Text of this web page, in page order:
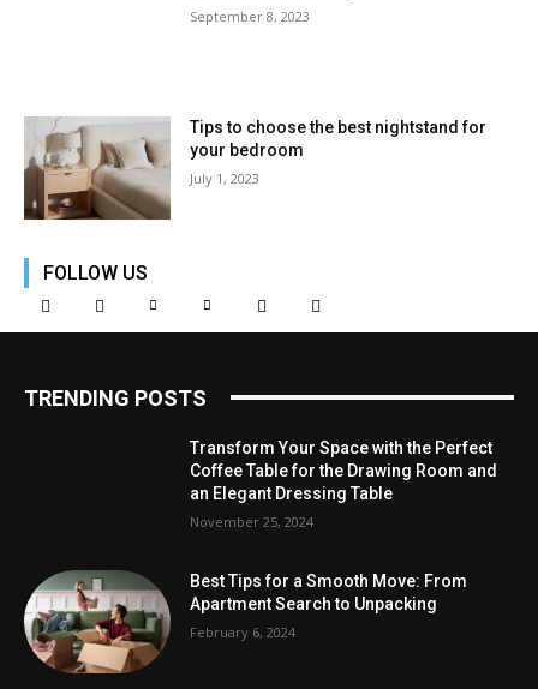
September 8, 2023
Tips to choose the best nightstand for
your bedroom
July 1, 2023
FOLLOW US
TRENDING POSTS
Transform Your Space with the Perfect
Coffee Table for the Drawing Room and
an Elegant Dressing Table
November 25, 2024
Best Tips for a Smooth Move: From
Apartment Search to Unpacking
February 6, 2024